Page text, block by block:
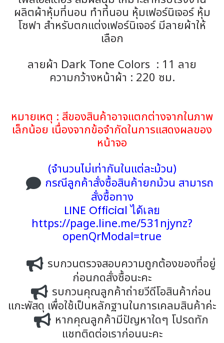
ผลิตผ้าหุ้มที่นอน ทำที่นอน หุ้มเฟอร์นิเจอร์ หุ้ม
โซฟา สำหรับตกแต่งเฟอร์นิเจอร์ มีลายผ้าให้
เลือก
ลายผ้า Dark Tone Colors : 11 ลาย
ความกว้างหน้าผ้า : 220 ซม.
หมายเหตุ : สีของสินค้าอาจแตกต่างจากในภาพ
เล็กน้อย เนื่องจากข้อจำกัดในการแสดงผลของ
หน้าจอ
(จำนวนไม่เท่ากันในแต่ละม้วน)
กรณีลูกค้าสั่งซื้อสินค้ายกม้วน สามารถ
สั่งซื้อทาง
LINE Official ได้เลย
https://page.line.me/531njynz?
openQrModal=true
รบกวนตรวจสอบความถูกต้องของที่อยู่
ก่อนกดสั่งซื้อนะคะ
รบกวนคุณลูกค้าถ่ายวีดีโอสินค้าก่อน
แกะพัสดุ เพื่อใช้เป็นหลักฐานในการเคลมสินค้าค่ะ
หากคุณลูกค้ามีปัญหาใดๆ โปรดทัก
แชทติดต่อเราก่อนนะคะ